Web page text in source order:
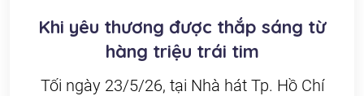
Khi yêu thương được thắp sáng từ
hàng triệu trái tim
Tối ngày 23/5/26, tại Nhà hát Tp. Hồ Chí